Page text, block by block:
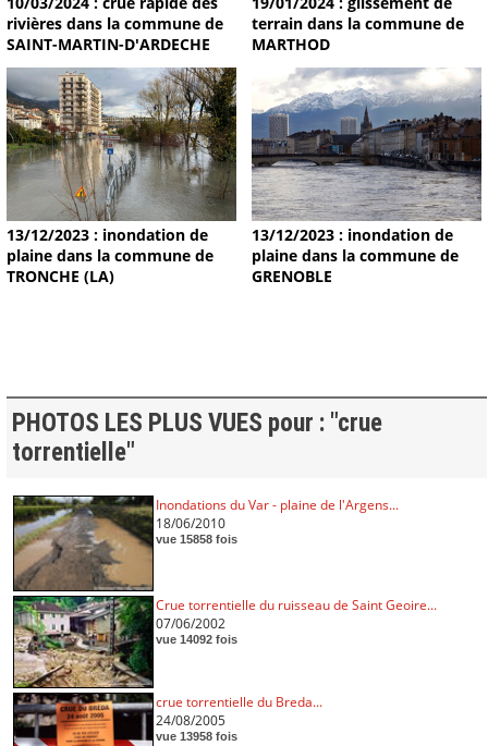
rivières dans la commune de
SAINT-MARTIN-D'ARDECHE
terrain dans la commune de
MARTHOD
13/12/2023 : inondation de
plaine dans la commune de
TRONCHE (LA)
13/12/2023 : inondation de
plaine dans la commune de
GRENOBLE
PHOTOS LES PLUS VUES pour : "crue
torrentielle"
Inondations du Var - plaine de l'Argens...
18/06/2010
vue 15858 fois
Crue torrentielle du ruisseau de Saint Geoire...
07/06/2002
vue 14092 fois
crue torrentielle du Breda...
24/08/2005
vue 13958 fois